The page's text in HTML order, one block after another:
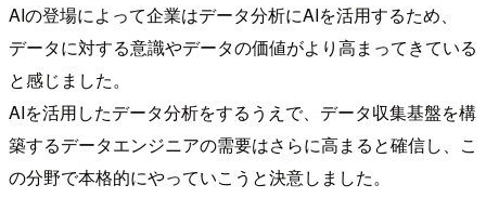
AIの登場によって企業はデータ分析にAIを活用するため、
データに対する意識やデータの価値がより高まってきている
と感じました。
AIを活用したデータ分析をするうえで、データ収集基盤を構
築するデータエンジニアの需要はさらに高まると確信し、こ
の分野で本格的にやっていこうと決意しました。